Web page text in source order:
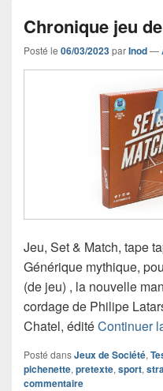
Chronique jeu
Posté le 06/03/2023parInod—
Jeu, Set & Match, tape
Générique mythique,
(de jeu) , la nouvelle
cordage de Philipe
Chatel, éditéContinuer
Posté dansJeux de Société,
pichenette, pretexte, sport,
commentaire